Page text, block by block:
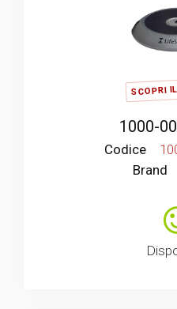
SCOPRI
1000-
Codice
Brand